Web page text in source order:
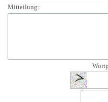
Mitteilung: